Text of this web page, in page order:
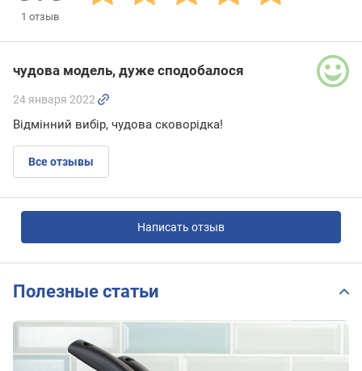
1 отзыв
чудова модель, дуже сподобалося
24 января 2022
Відмінний вибір, чудова сковорідка!
Все отзывы
Написать отзыв
Полезные статьи